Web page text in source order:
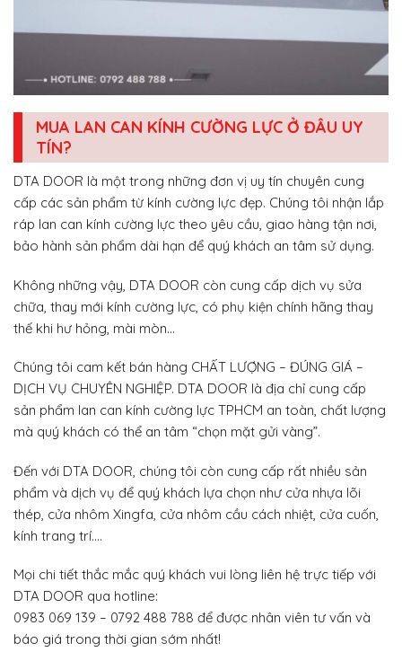
MUA LAN CAN KÍNH CƯỜNG LỰC Ở ĐÂU UY
TÍN?
DTA DOOR là một trong những đơn vị uy tín chuyên cung
cấp các sản phẩm từ kính cường lực đẹp. Chúng tôi nhận lắp
ráp lan can kính cường lực theo yêu cầu, giao hàng tận nơi,
bảo hành sản phẩm dài hạn để quý khách an tâm sử dụng.
Không những vậy, DTA DOOR còn cung cấp dịch vụ sửa
chữa, thay mới kính cường lực, có phụ kiện chính hãng thay
thế khi hư hỏng, mài mòn…
Chúng tôi cam kết bán hàng CHẤT LƯỢNG – ĐÚNG GIÁ –
DỊCH VỤ CHUYÊN NGHIỆP. DTA DOOR là địa chỉ cung cấp
sản phẩm lan can kính cường lực TPHCM an toàn, chất lượng
mà quý khách có thể an tâm “chọn mặt gửi vàng”.
Đến với DTA DOOR, chúng tôi còn cung cấp rất nhiều sản
phẩm và dịch vụ để quý khách lựa chọn như cửa nhựa lõi
thép, cửa nhôm Xingfa, cửa nhôm cầu cách nhiệt, cửa cuốn,
kính trang trí….
Mọi chi tiết thắc mắc quý khách vui lòng liên hệ trực tiếp với
DTA DOOR qua hotline:
0983 069 139 – 0792 488 788 để được nhân viên tư vấn và
báo giá trong thời gian sớm nhất!